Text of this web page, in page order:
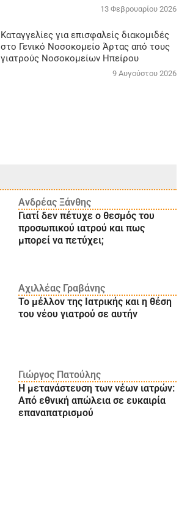
13 Φεβρουαρίου 2026
Καταγγελίες για επισφαλείς διακομιδές
στο Γενικό Νοσοκομείο Άρτας από τους
γιατρούς Νοσοκομείων Ηπείρου
9 Αυγούστου 2026
Ανδρέας Ξάνθης
Γιατί δεν πέτυχε ο θεσμός του
προσωπικού ιατρού και πως
μπορεί να πετύχει;
Αχιλλέας Γραβάνης
Το μέλλον της Ιατρικής και η θέση
του νέου γιατρού σε αυτήν
Γιώργος Πατούλης
Η μετανάστευση των νέων ιατρών:
Aπό εθνική απώλεια σε ευκαιρία
επαναπατρισμού